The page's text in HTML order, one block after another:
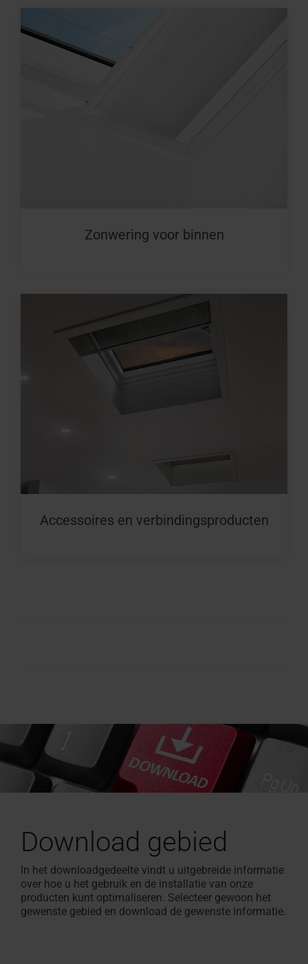
Zonwering voor binnen
Accessoires en verbindingsproducten
Download gebied
In het downloadgedeelte vindt u uitgebreide informatie
over hoe u het gebruik en de installatie van onze
producten kunt optimaliseren. Selecteer gewoon het
gewenste gebied en download de gewenste informatie.